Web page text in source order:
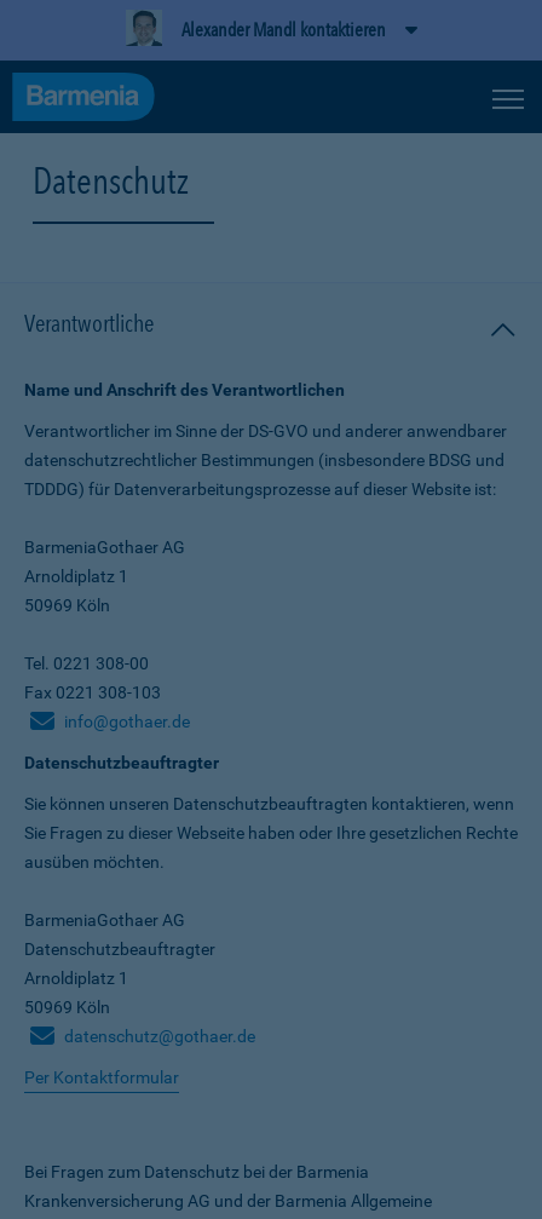
Alexander Mandl kontaktieren
Datenschutz
Verantwortliche
Name und Anschrift des Verantwortlichen
Verantwortlicher im Sinne der DS-GVO und anderer anwendbarer
datenschutz­rechtlicher Bestimmungen (insbesondere BDSG und
TDDDG) für Daten­verarbeitungs­prozesse auf dieser Website ist:
BarmeniaGothaer AG
Arnoldiplatz 1
50969 Köln
Tel. 0221 308-00
Fax 0221 308-103
info@gothaer.de
Datenschutzbeauftragter
Sie können unseren Datenschutz­beauftragten kontaktieren, wenn
Sie Fragen zu dieser Webseite haben oder Ihre gesetzlichen Rechte
ausüben möchten.
BarmeniaGothaer AG
Datenschutzbeauftragter
Arnoldiplatz 1
50969 Köln
datenschutz@gothaer.de
Per Kontaktformular
Bei Fragen zum Datenschutz bei der Barmenia
Krankenversicherung AG und der Barmenia Allgemeine